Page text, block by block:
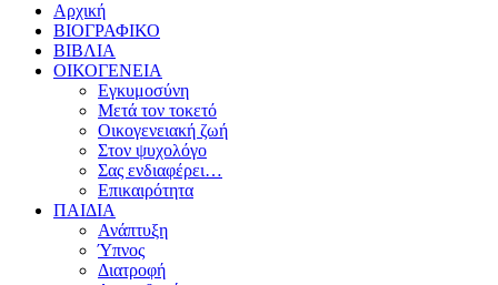
Αρχική
ΒΙΟΓΡΑΦΙΚΟ
ΒΙΒΛΙΑ
ΟΙΚΟΓΕΝΕΙΑ
Εγκυμοσύνη
Μετά τον τοκετό
Οικογενειακή ζωή
Στον ψυχολόγο
Σας ενδιαφέρει…
Επικαιρότητα
ΠΑΙΔΙΑ
Ανάπτυξη
Ύπνος
Διατροφή